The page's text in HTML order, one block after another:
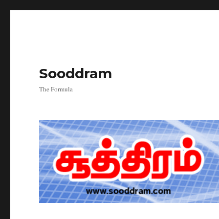
Sooddram
The Formula